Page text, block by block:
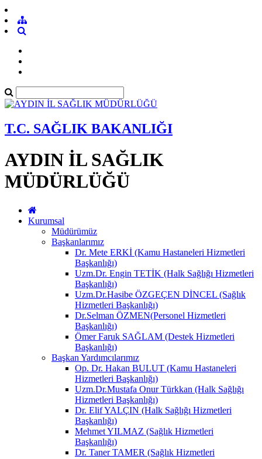
T.C. SAĞLIK BAKANLIĞI
AYDIN İL SAĞLIK
MÜDÜRLÜĞÜ
Kurumsal
Müdürümüz
Başkanlarımız
Dr. Mete ERKİ (Kamu Hastaneleri Hizmetleri
Başkanlığı)
Uzm.Dr. Engin TETİK (Halk Sağlığı Hizmetleri
Başkanlığı)
Uzm.Dr.Hasibe ÖZGEÇEN DİNCEL (Sağlık
Hizmetleri Başkanlığı)
Dr.Selman ÖZMEN(Personel Hizmetleri
Başkanlığı)
Ömer Faruk SAĞLAM (Destek Hizmetleri
Başkanlığı)
Başkan Yardımcılarımız
Op. Dr. Hakan BULUT (Kamu Hastaneleri
Hizmetleri Başkanlığı)
Uzm.Dr.Mustafa Onur Türkkan (Halk Sağlığı
Hizmetleri Başkanlığı)
Dr. Elif YALÇIN (Halk Sağlığı Hizmetleri
Başkanlığı)
Mehmet YILMAZ (Sağlık Hizmetleri
Başkanlığı)
Dr. Taner TAMER (Sağlık Hizmetleri